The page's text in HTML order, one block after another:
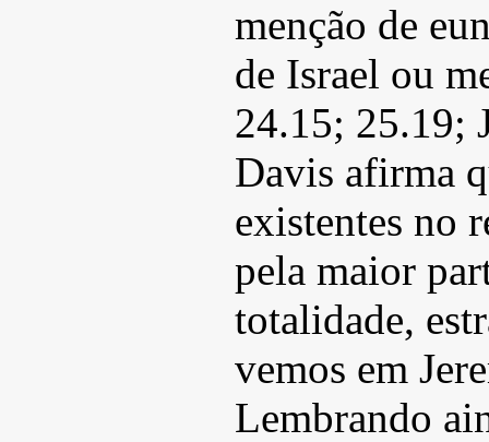
menção de
de Israel ou
24.15; 25.19;
Davis afirma
existentes no
pela maior
totalidade,
vemos em
Lembrando